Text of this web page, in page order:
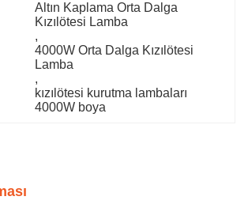
Altın Kaplama Orta Dalga
Kızılötesi Lamba
,
4000W Orta Dalga Kızılötesi
Lamba
,
kızılötesi kurutma lambaları
4000W boya